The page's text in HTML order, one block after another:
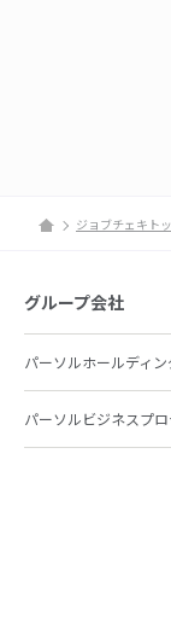
ジョブチェキト
グループ会社
パーソルホールディン
パーソルビジネスプ